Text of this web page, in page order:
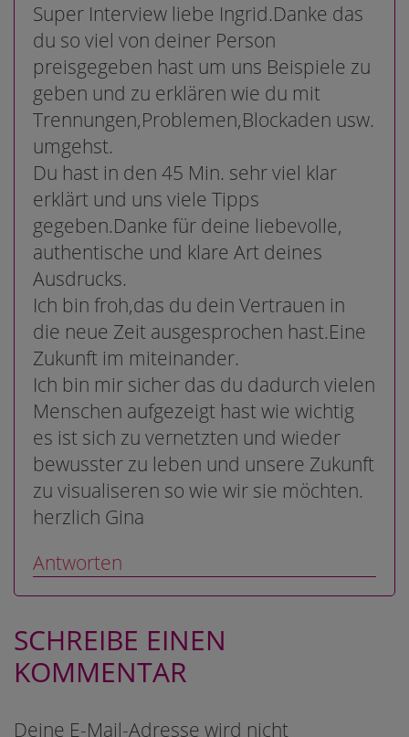
Super Interview liebe Ingrid.Danke das
du so viel von deiner Person
preisgegeben hast um uns Beispiele zu
geben und zu erklären wie du mit
Trennungen,Problemen,Blockaden usw.
umgehst.
Du hast in den 45 Min. sehr viel klar
erklärt und uns viele Tipps
gegeben.Danke für deine liebevolle,
authentische und klare Art deines
Ausdrucks.
Ich bin froh,das du dein Vertrauen in
die neue Zeit ausgesprochen hast.Eine
Zukunft im miteinander.
Ich bin mir sicher das du dadurch vielen
Menschen aufgezeigt hast wie wichtig
es ist sich zu vernetzten und wieder
bewusster zu leben und unsere Zukunft
zu visualiseren so wie wir sie möchten.
herzlich Gina
Antworten
SCHREIBE EINEN
KOMMENTAR
Deine E-Mail-Adresse wird nicht